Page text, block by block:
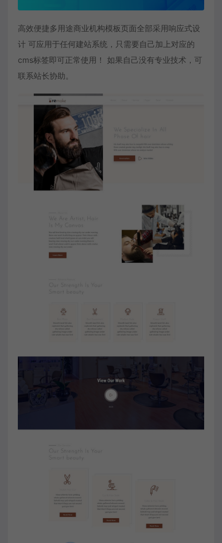
高效便捷多用途商业机构模板页面全部采用响应式设
计 可应用于任何建站系统，只需要自己加上对应的
cms标签即可正常使用！ 如果自己没有专业技术，可
联系站长协助。